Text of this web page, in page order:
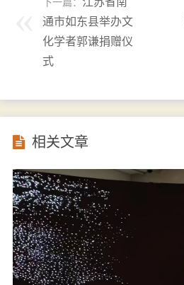
通市如东县举办文
化学者郭谦捐赠仪
式
相关文章